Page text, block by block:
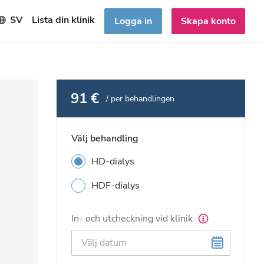
SV Lista din klinik Logga in Skapa konto
91 € / per behandlingen
Välj behandling
HD-dialys
HDF-dialys
In- och utcheckning vid klinik